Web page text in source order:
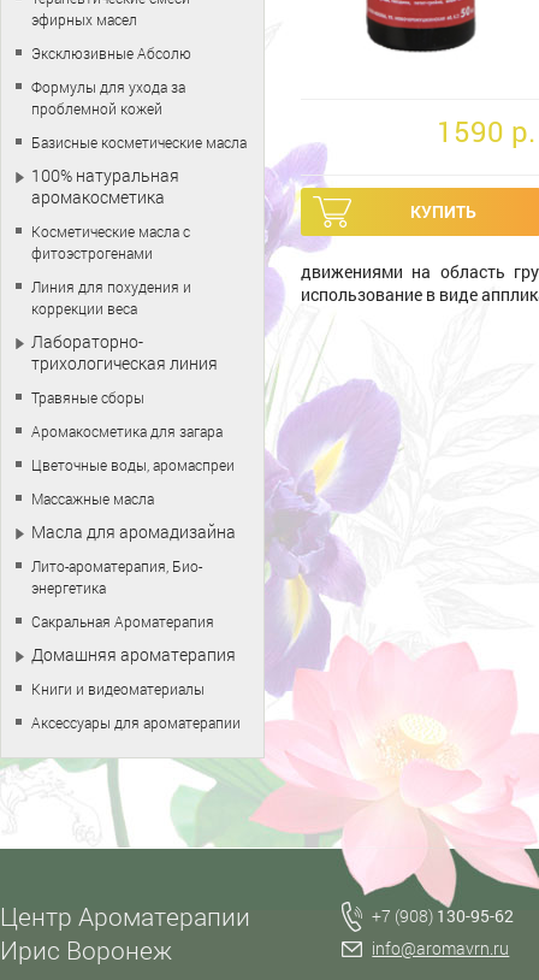
1590 p.
движениями на область
использование в виде
эфирных масел
Эксклюзивные Абсолю
Формулы для ухода за
проблемной кожей
Базисные косметические масла
100% натуральная
аромакосметика
Косметические масла с
фитоэстрогенами
Линия для похудения и
коррекции веса
Лабораторно-
трихологическая линия
Травяные сборы
Аромакосметика для загара
Цветочные воды, аромаспреи
Массажные масла
Масла для аромадизайна
Лито-ароматерапия, Био-
энергетика
Сакральная Ароматерапия
Домашняя ароматерапия
Книги и видеоматериалы
Аксессуары для ароматерапии
Центр Ароматерапии
Ирис Воронеж
+7 (908) 130-95-62
info@aromavrn.ru